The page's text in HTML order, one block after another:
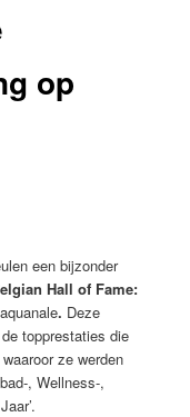
op
een bijzonder
Hall of Fame:
. Deze
topprestaties die
ze werden
, Wellness-,